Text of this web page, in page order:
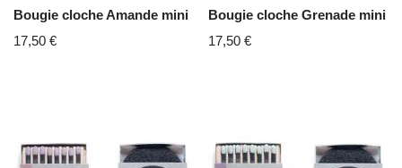
Bougie cloche Amande mini
17,50 €
Bougie cloche Grenade mini
17,50€